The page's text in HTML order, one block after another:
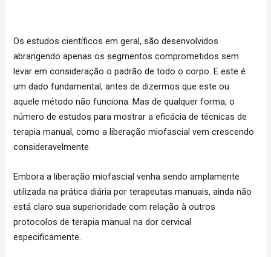
Os estudos científicos em geral, são desenvolvidos
abrangendo apenas os segmentos comprometidos sem
levar em consideração o padrão de todo o corpo. E este é
um dado fundamental, antes de dizermos que este ou
aquele método não funciona. Mas de qualquer forma, o
número de estudos para mostrar a eficácia de técnicas de
terapia manual, como a liberação miofascial vem crescendo
consideravelmente.
Embora a liberação miofascial venha sendo amplamente
utilizada na prática diária por terapeutas manuais, ainda não
está claro sua superioridade com relação à outros
protocolos de terapia manual na dor cervical
especificamente.